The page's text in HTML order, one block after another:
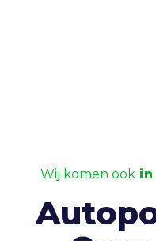
Wij komen ookin